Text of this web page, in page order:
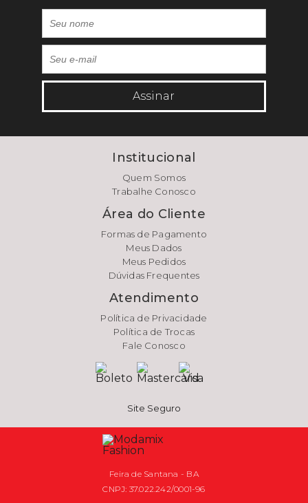
Assinar
Institucional
Quem Somos
Trabalhe Conosco
Área do Cliente
Formas de Pagamento
Meus Dados
Meus Pedidos
Dúvidas Frequentes
Atendimento
Política de Privacidade
Política de Trocas
Fale Conosco
Site Seguro
Feira de Santana - BA
CNPJ: 37.022.242/0001-96